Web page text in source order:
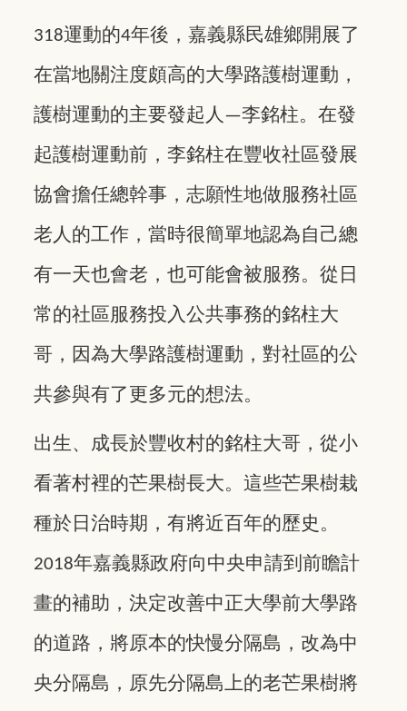
318運動的4年後，嘉義縣民雄鄉開展了
在當地關注度頗高的大學路護樹運動，
護樹運動的主要發起人—李銘柱。在發
起護樹運動前，李銘柱在豐收社區發展
協會擔任總幹事，志願性地做服務社區
老人的工作，當時很簡單地認為自己總
有一天也會老，也可能會被服務。從日
常的社區服務投入公共事務的銘柱大
哥，因為大學路護樹運動，對社區的公
共參與有了更多元的想法。
出生、成長於豐收村的銘柱大哥，從小
看著村裡的芒果樹長大。這些芒果樹栽
種於日治時期，有將近百年的歷史。
2018年嘉義縣政府向中央申請到前瞻計
畫的補助，決定改善中正大學前大學路
的道路，將原本的快慢分隔島，改為中
央分隔島，原先分隔島上的老芒果樹將